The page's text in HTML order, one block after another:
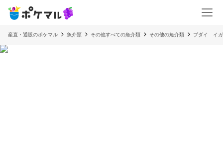
産直・通販のポケマル 魚介類 その他すべての魚介類 その他の魚介類 ブダイ イ